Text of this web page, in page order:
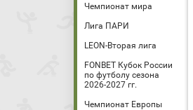
Чемпионат мира
Лига ПАРИ
LEON-Вторая лига
FONBET Кубок России
по футболу сезона
2026-2027 гг.
Чемпионат Европы